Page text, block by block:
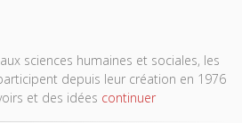
sciences humaines et sociales, les
depuis leur création en 1976
et des idées continuer